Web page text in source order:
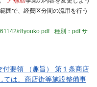
囲で、経費区分間の流用を行う
r8youko.pdf
種別：pdfサ
要領 （趣旨） 第１条商店
ては、商店街等施設整備事